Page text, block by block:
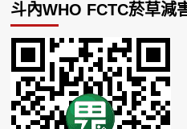
斗內WHO FCTC菸草減